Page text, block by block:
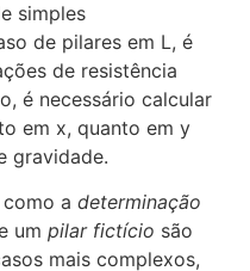
simples
de pilares em L, é
de resistência
é necessário calcular
em x, quanto em y
gravidade.
a determinação
um pilar fictício são
mais complexos,